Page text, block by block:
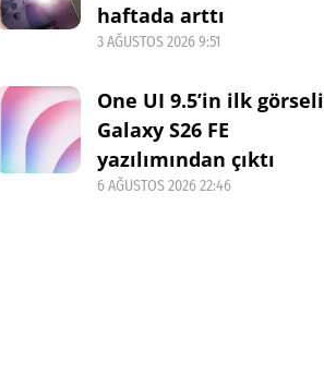
haftada arttı
3 AĞUSTOS 2026 9:51
One UI 9.5’in ilk görseli
Galaxy S26 FE
yazılımından çıktı
6 AĞUSTOS 2026 22:46